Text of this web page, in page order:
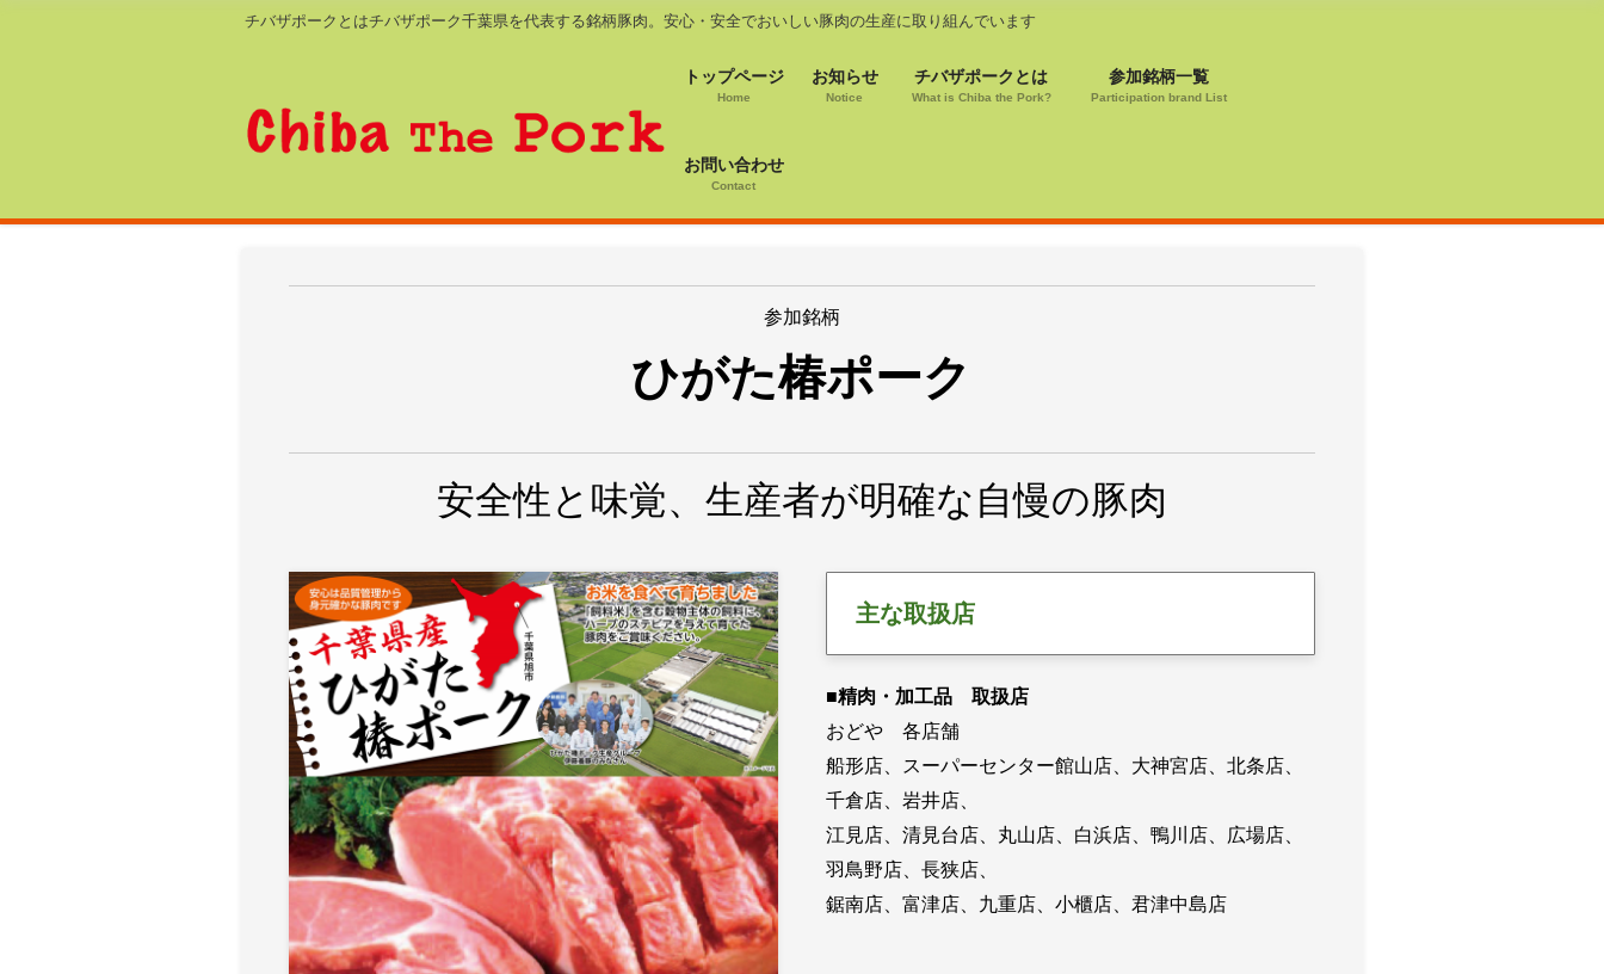
チバザポークとはチバザポーク千葉県を代表する銘柄豚肉。安心・安全でおいしい豚肉の生産に取り組んでいます
トップページ
Home
お知らせ
Notice
チバザポークとは
What is Chiba the Pork?
参加銘柄一覧
Participation brand List
お問い合わせ
Contact
参加銘柄
ひがた椿ポーク
安全性と味覚、生産者が明確な自慢の豚肉
主な取扱店
■精肉・加工品 取扱店
おどや 各店舗
船形店、スーパーセンター館山店、大神宮店、北条店、
千倉店、岩井店、
江見店、清見台店、丸山店、白浜店、鴨川店、広場店、
羽鳥野店、長狭店、
鋸南店、富津店、九重店、小櫃店、君津中島店